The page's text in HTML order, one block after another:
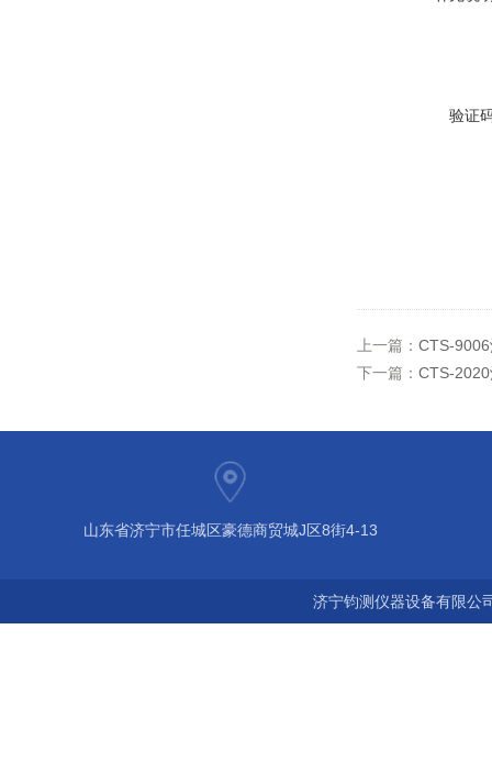
验证
上一篇： CTS-
下一篇： CTS-
山东省济宁市任城区豪德商贸城J区8街4-13
济宁钧测仪器设备有限